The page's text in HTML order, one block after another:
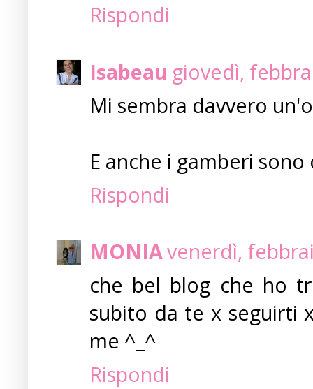
Rispondi
Isabeau giovedì,
Mi sembra davvero
E anche i gamberi
Rispondi
MONIAvenerdì,
che bel blog che ho
subito da te x seguirti
me ^_^
Rispondi